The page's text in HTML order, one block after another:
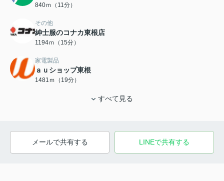
840ｍ（11分）
その他
紳士服のコナカ東根店
1194ｍ（15分）
家電製品
ａｕショップ東根
1481ｍ（19分）
すべて見る
メールで共有する LINEで共有する